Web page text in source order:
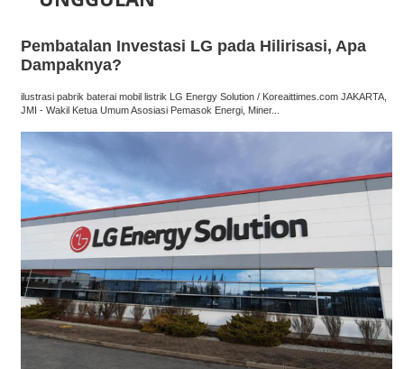
Pembatalan Investasi LG pada Hilirisasi, Apa
Dampaknya?
ilustrasi pabrik baterai mobil listrik LG Energy Solution / Koreaittimes.com JAKARTA,
JMI - Wakil Ketua Umum Asosiasi Pemasok Energi, Miner...